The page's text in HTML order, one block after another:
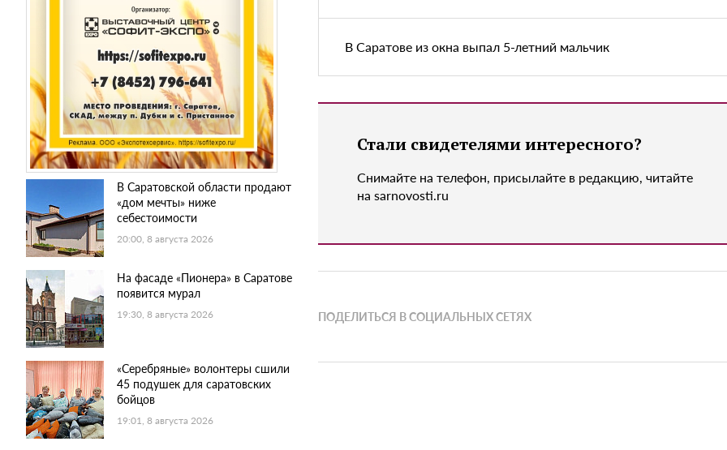
В Саратовской области продают
«дом мечты» ниже
себестоимости
20:00, 8 августа 2026
На фасаде «Пионера» в Саратове
появится мурал
19:30, 8 августа 2026
«Серебряные» волонтеры сшили
45 подушек для саратовских
бойцов
19:01, 8 августа 2026
В Саратове из окна выпал 5-летний мальчик
Стали свидетелями интересного?
Снимайте на телефон, присылайте в редакцию, читайте
на sarnovosti.ru
ПОДЕЛИТЬСЯ В СОЦИАЛЬНЫХ СЕТЯХ